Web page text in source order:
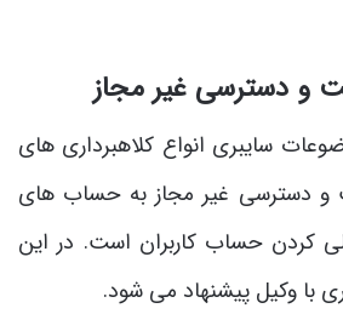
و دسترسی غیر مجاز
سایبری انواع کلاهبرداری های
و دسترسی غیر مجاز به حساب های
کردن حساب کاربران است. در این
با وکیل پیشنهاد می شود.